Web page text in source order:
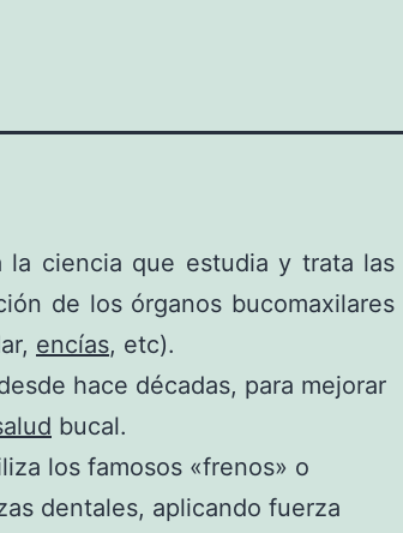
la ciencia que estudia y trata las
de los órganos bucomaxilares
encías, etc).
hace décadas, para mejorar
bucal.
los famosos «frenos» o
dentales, aplicando fuerza